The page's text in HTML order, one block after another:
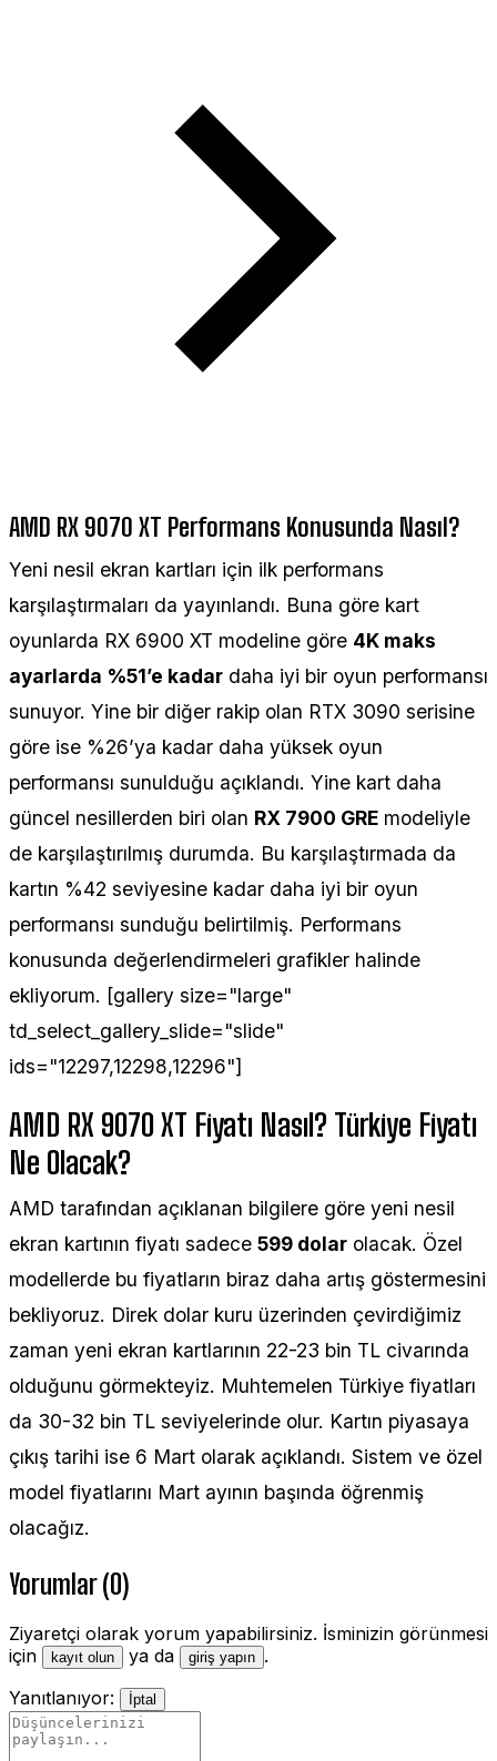
AMD RX 9070 XT Performans Konusunda Nasıl?
Yeni nesil ekran kartları için ilk performans
karşılaştırmaları da yayınlandı. Buna göre kart
oyunlarda RX 6900 XT modeline göre 4K maks
ayarlarda %51’e kadar daha iyi bir oyun performansı
sunuyor. Yine bir diğer rakip olan RTX 3090 serisine
göre ise %26’ya kadar daha yüksek oyun
performansı sunulduğu açıklandı. Yine kart daha
güncel nesillerden biri olan RX 7900 GRE modeliyle
de karşılaştırılmış durumda. Bu karşılaştırmada da
kartın %42 seviyesine kadar daha iyi bir oyun
performansı sunduğu belirtilmiş. Performans
konusunda değerlendirmeleri grafikler halinde
ekliyorum. [gallery size="large"
td_select_gallery_slide="slide"
ids="12297,12298,12296"]
AMD RX 9070 XT Fiyatı Nasıl? Türkiye Fiyatı
Ne Olacak?
AMD tarafından açıklanan bilgilere göre yeni nesil
ekran kartının fiyatı sadece 599 dolar olacak. Özel
modellerde bu fiyatların biraz daha artış göstermesini
bekliyoruz. Direk dolar kuru üzerinden çevirdiğimiz
zaman yeni ekran kartlarının 22-23 bin TL civarında
olduğunu görmekteyiz. Muhtemelen Türkiye fiyatları
da 30-32 bin TL seviyelerinde olur. Kartın piyasaya
çıkış tarihi ise 6 Mart olarak açıklandı. Sistem ve özel
model fiyatlarını Mart ayının başında öğrenmiş
olacağız.
Yorumlar (0)
Ziyaretçi olarak yorum yapabilirsiniz. İsminizin görünmesi
için
kayıt olun ya da giriş yapın .
Yanıtlanıyor:
İptal